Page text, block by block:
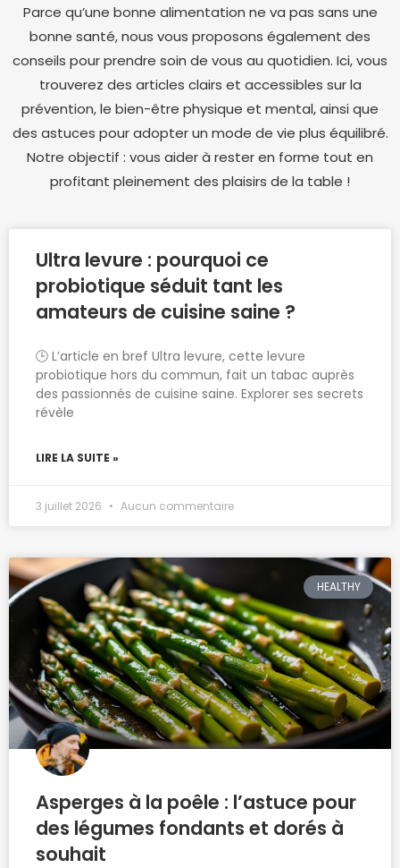
Parce qu’une bonne alimentation ne va pas sans une
bonne santé, nous vous proposons également des
conseils pour prendre soin de vous au quotidien. Ici, vous
trouverez des articles clairs et accessibles sur la
prévention, le bien-être physique et mental, ainsi que
des astuces pour adopter un mode de vie plus équilibré.
Notre objectif : vous aider à rester en forme tout en
profitant pleinement des plaisirs de la table !
Ultra levure : pourquoi ce
probiotique séduit tant les
amateurs de cuisine saine ?
🕒 L’article en bref Ultra levure, cette levure
probiotique hors du commun, fait un tabac auprès
des passionnés de cuisine saine. Explorer ses secrets
révèle
LIRE LA SUITE »
3 juillet 2026 Aucun commentaire
HEALTHY
Asperges à la poêle : l’astuce pour
des légumes fondants et dorés à
souhait